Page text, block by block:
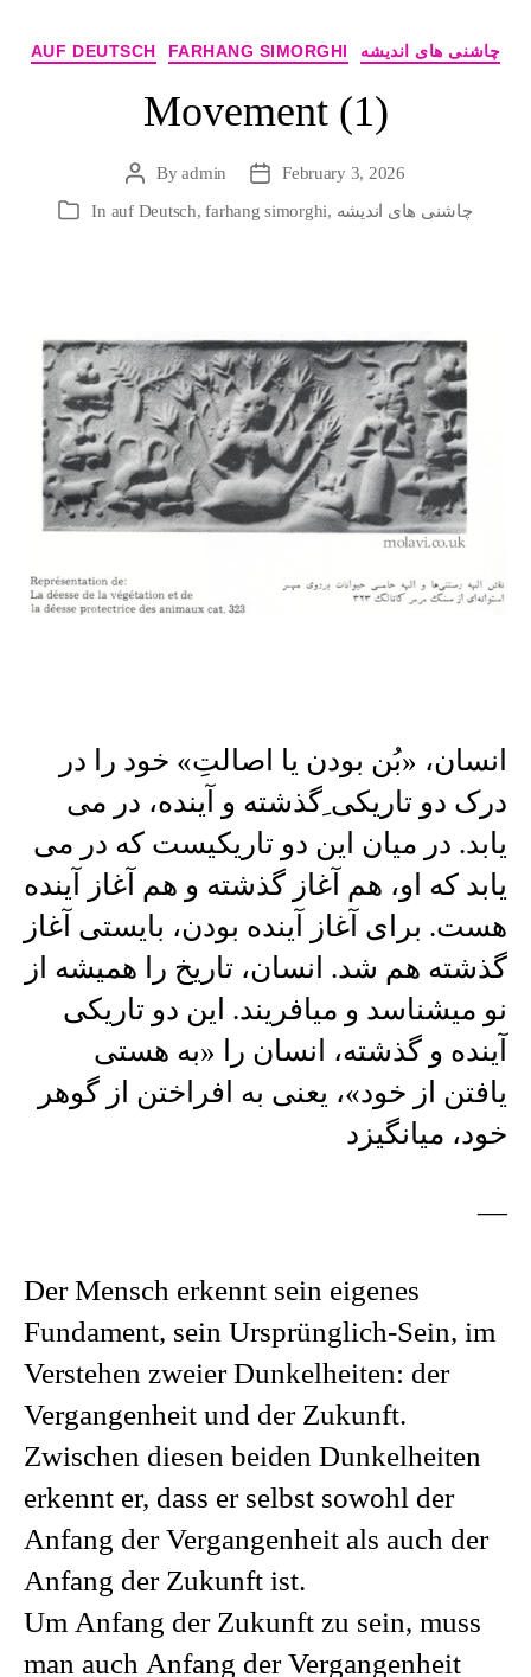
Categories
AUF DEUTSCH FARHANG SIMORGHI چاشنی های اندیشه
Movement (1)
PostByadmin
PostFebruary 3, 2026
Categories
In auf Deutsch,farhang simorghi, چاشنی های اندیشه
انسان، «بُن بودن یا اصالتِ» خود را در
درک دو تاریکی ِگذشته و آینده، در می
یابد. در میان این دو تاریکیست که در می
یابد که او، هم آغاز گذشته و هم آغاز آینده
هست. برای آغاز آینده بودن، بایستی آغاز
گذشته هم شد. انسان، تاریخ را همیشه از
نو میشناسد و میافریند. این دو تاریکی
آینده و گذشته، انسان را «به هستی
یافتن از خود»، یعنی به افراختن از گوهر
خود، میانگیزد
—
Der Mensch erkennt sein eigenes
Fundament, sein Ursprünglich-Sein, im
Verstehen zweier Dunkelheiten: der
Vergangenheit und der Zukunft.
Zwischen diesen beiden Dunkelheiten
erkennt er, dass er selbst sowohl der
Anfang der Vergangenheit als auch der
Anfang der Zukunft ist.
Um Anfang der Zukunft zu sein, muss
man auch Anfang der Vergangenheit